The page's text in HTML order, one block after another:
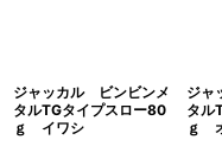
ジャッカル ビンビンメ
タルTGタイプスロー80
ｇ イワシ
ジャ
タル
ｇ